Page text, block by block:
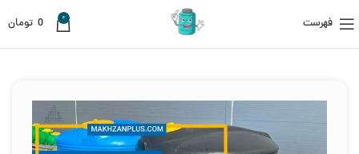
فهرست 0 تومان 0